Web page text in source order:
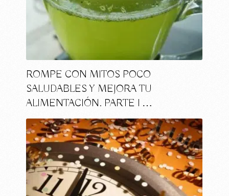
ROMPE CON MITOS POCO
SALUDABLES Y MEJORA TU
ALIMENTACIÓN. PARTE I …